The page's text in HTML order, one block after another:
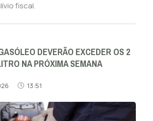
fiscal.
DEVERÃO EXCEDER OS 2
NA PRÓXIMA SEMANA
13:51